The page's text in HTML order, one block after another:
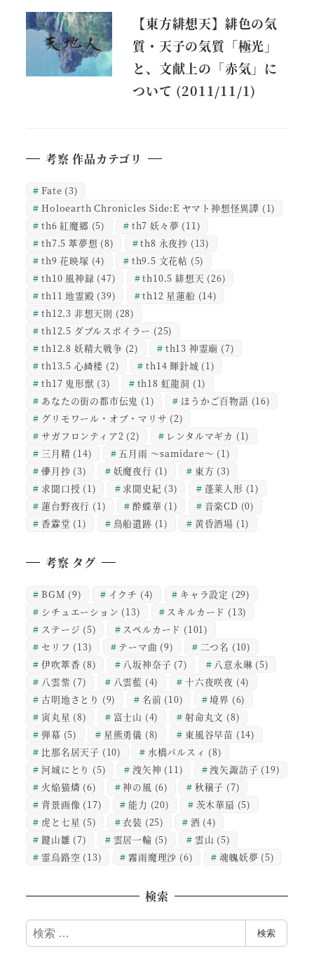
【東方緋想天】緋色の気
質・天子の気質「極光」
と、文献上の「赤気」に
ついて (2011/11/1)
考察 作品カテゴリ
Fate (3)
Holoearth Chronicles Side:E ヤマト神想怪異譚 (1)
th6 紅魔郷 (5) th7 妖々夢 (11)
th7.5 萃夢想 (8) th8 永夜抄 (13)
th9 花映塚 (4) th9.5 文花帖 (5)
th10 風神録 (47) th10.5 緋想天 (26)
th11 地霊殿 (39) th12 星蓮船 (14)
th12.3 非想天則 (28)
th12.5 ダブルスポイラー (25)
th12.8 妖精大戦争 (2) th13 神霊廟 (7)
th13.5 心綺楼 (2) th14 輝針城 (1)
th17 鬼形獣 (3) th18 虹龍洞 (1)
あなたの街の都市伝鬼 (1) ほうかご百物語 (16)
グリモワール・オブ・マリサ (2)
サガフロンティア2 (2) レンタルマギカ (1)
三月精 (14) 五月雨 ～samidare～ (1)
儚月抄 (3) 妖魔夜行 (1) 東方 (3)
求聞口授 (1) 求聞史紀 (3) 蓬莱人形 (1)
蓮台野夜行 (1) 酔蝶華 (1) 音楽CD (0)
香霖堂 (1) 鳥船遺跡 (1) 黄昏酒場 (1)
考察 タグ
BGM (9) イクチ (4) キャラ設定 (29)
シチュエーション (13) スキルカード (13)
ステージ (5) スペルカード (101)
セリフ (13) テーマ曲 (9) 二つ名 (10)
伊吹萃香 (8) 八坂神奈子 (7) 八意永琳 (5)
八雲紫 (7) 八雲藍 (4) 十六夜咲夜 (4)
古明地さとり (9) 名前 (10) 境界 (6)
寅丸星 (8) 富士山 (4) 射命丸文 (8)
弾幕 (5) 星熊勇儀 (8) 東風谷早苗 (14)
比那名居天子 (10) 水橋パルスィ (8)
河城にとり (5) 洩矢神 (11) 洩矢諏訪子 (19)
火焔猫燐 (6) 神の風 (6) 秋穣子 (7)
背景画像 (17) 能力 (20) 茨木華扇 (5)
虎と七星 (5) 衣装 (25) 酒 (4)
鍵山雛 (7) 雲居一輪 (5) 雲山 (5)
霊烏路空 (13) 霧雨魔理沙 (6) 魂魄妖夢 (5)
検索
検
索
検索